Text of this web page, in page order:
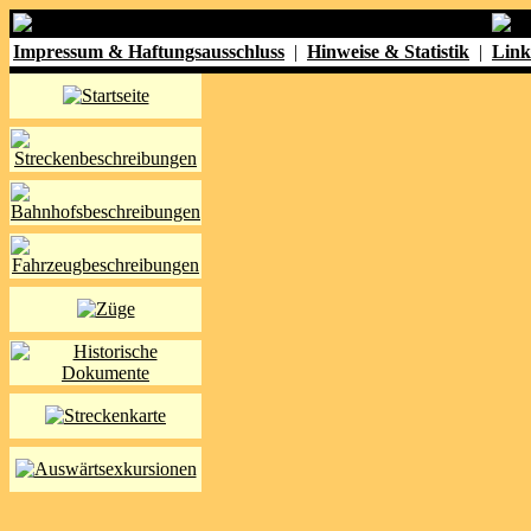
Impressum & Haftungsausschluss | Hinweise & Statistik |